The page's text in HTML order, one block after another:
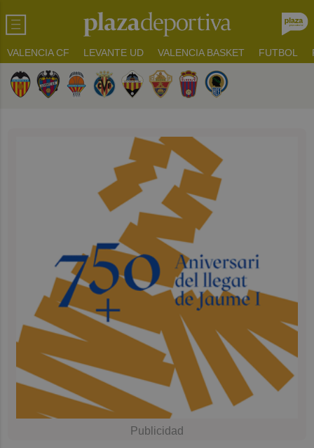
VALENCIA CF LEVANTE UD VALENCIA BASKET FUTBOL